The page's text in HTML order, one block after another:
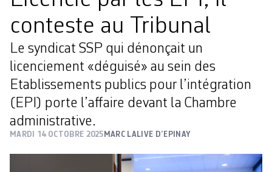
conteste au Tribunal
Le syndicat SSP qui dénonçait un
licenciement «déguisé» au sein des
Etablissements publics pour l’intégration
(EPI) porte l’affaire devant la Chambre
administrative.
MARDI 14 OCTOBRE 2025 MARC LALIVE D’EPINAY